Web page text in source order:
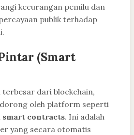
kecurangan pemilu dan
publik terhadap
(Smart
terbesar dari blockchain,
oleh platform seperti
smart contracts. Ini adalah
yang secara otomatis